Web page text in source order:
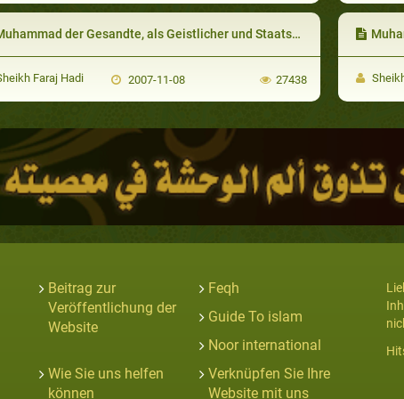
der Gesandte, als Geistlicher und Staatsmann
Faraj Hadi 2007-11-08 27438
Beitrag zur
Veröffentlichung der
Website
Feqh
Guide To islam
Noor international
Wie Sie uns helfen
können
Verknüpfen Sie Ihre
Website mit uns